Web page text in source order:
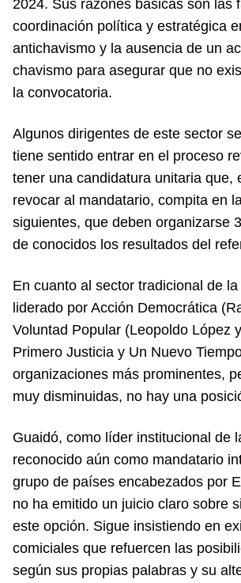
2024. Sus razones básicas son las
coordinación política y estratégica
antichavismo y la ausencia de un
chavismo para asegurar que no
la convocatoria.
Algunos dirigentes de este sector
tiene sentido entrar en el proceso
tener una candidatura unitaria que,
revocar al mandatario, compita en
siguientes, que deben organizarse
de conocidos los resultados del
En cuanto al sector tradicional de
liderado por Acción Democrática
Voluntad Popular (Leopoldo López
Primero Justicia y Un Nuevo
organizaciones más prominentes,
muy disminuidas, no hay una
Guaidó, como líder institucional de
reconocido aún como mandatario
grupo de países encabezados por
no ha emitido un juicio claro sobre
este opción. Sigue insistiendo en
comiciales que refuercen las
según sus propias palabras y su